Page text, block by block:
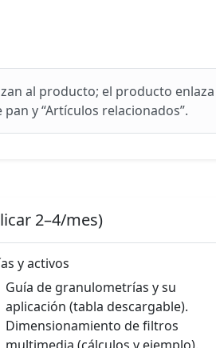
al producto; el producto enlaza
y “Artículos relacionados”.
2–4/mes)
y activos
Guía de granulometrías y su
aplicación (tabla descargable).
Dimensionamiento de filtros